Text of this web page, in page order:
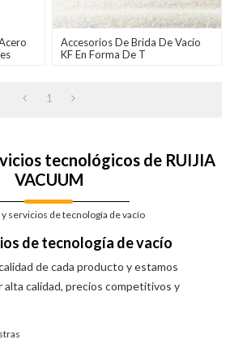
Accesorios De Brida De Vacío
KF En Forma De T
1
tecnológicos de RUIJIA
VACUUM
servicios de tecnología de vacío
de tecnología de vacío
de cada producto y estamos
calidad, precios competitivos y